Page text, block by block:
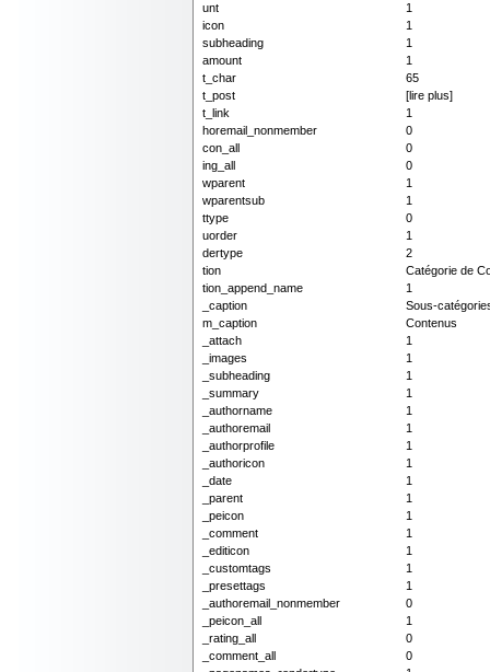
unt
1
icon
1
subheading
1
amount
1
t_char
65
t_post
[lire plus]
t_link
1
horemail_nonmember
0
con_all
0
ing_all
0
wparent
1
wparentsub
1
ttype
0
uorder
1
dertype
2
tion
Catégorie de
tion_append_name
1
_caption
Sous-
m_caption
Contenus
_attach
1
_images
1
_subheading
1
_summary
1
_authorname
1
_authoremail
1
_authorprofile
1
_authoricon
1
_date
1
_parent
1
_peicon
1
_comment
1
_editicon
1
_customtags
1
_presettags
1
_authoremail_nonmember
0
_peicon_all
1
_rating_all
0
_comment_all
0